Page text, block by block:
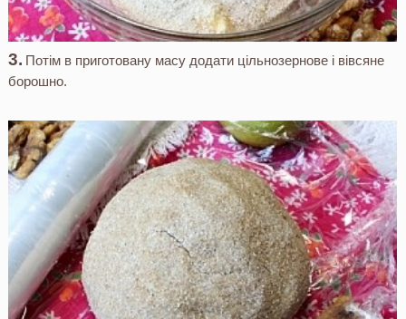
Потім в приготовану масу додати цільнозернове і вівсяне
борошно.